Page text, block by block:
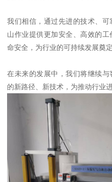
我们相信，通过先进的技术、
山作业提供更加安全、高效的
命安全，为行业的可持续发展奠
在未来的发展中，我们将继续
的新路径、新技术，为推动行业